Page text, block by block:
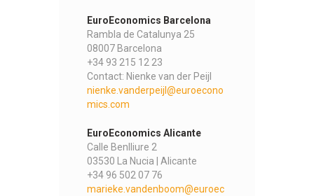
EuroEconomics Barcelona
Rambla de Catalunya 25
08007 Barcelona
+34 93 215 12 23
Contact: Nienke van der Peijl
nienke.vanderpeijl@euroecono
mics.com
EuroEconomics Alicante
Calle Benlliure 2
03530 La Nucia | Alicante
+34 96 502 07 76
marieke.vandenboom@euroec